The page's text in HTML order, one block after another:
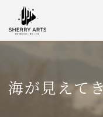
海が見えて